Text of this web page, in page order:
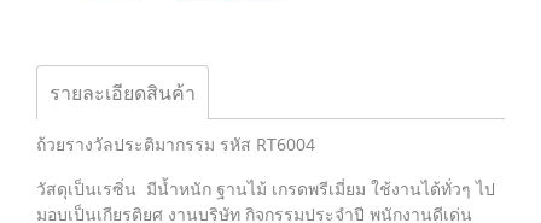
รายละเอียดสินค้า
ถ้วยรางวัลประติมากรรม รหัส RT6004
วัสดุเป็นเรซิ่น มีน้ำหนัก ฐานไม้ เกรดพรีเมี่ยม ใช้งานได้ทั่วๆ ไป
มอบเป็นเกียรติยศ งานบริษัท กิจกรรมประจำปี พนักงานดีเด่น